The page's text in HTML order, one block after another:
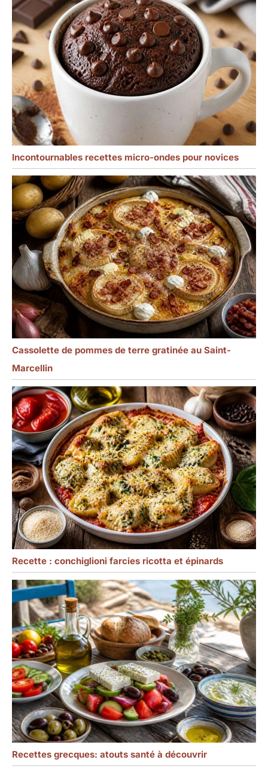
Incontournables recettes micro-ondes pour novices
Cassolette de pommes de terre gratinée au Saint-
Marcellin
Recette : conchiglioni farcies ricotta et épinards
Recettes grecques: atouts santé à découvrir